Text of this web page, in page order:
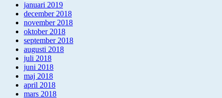
januari 2019
december 2018
november 2018
oktober 2018
september 2018
augusti 2018
juli 2018
juni 2018
maj 2018
april 2018
mars 2018